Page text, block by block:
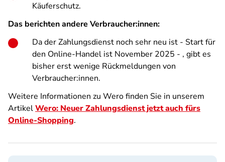
Käuferschutz.
Das berichten andere Verbraucher:innen:
Da der Zahlungsdienst noch sehr neu ist - Start für
den Online-Handel ist November 2025 - , gibt es
bisher erst wenige Rückmeldungen von
Verbraucher:innen.
Weitere Informationen zu Wero finden Sie in unserem
ArtikelWero: Neuer Zahlungsdienst jetzt auch fürs
Online-Shopping.